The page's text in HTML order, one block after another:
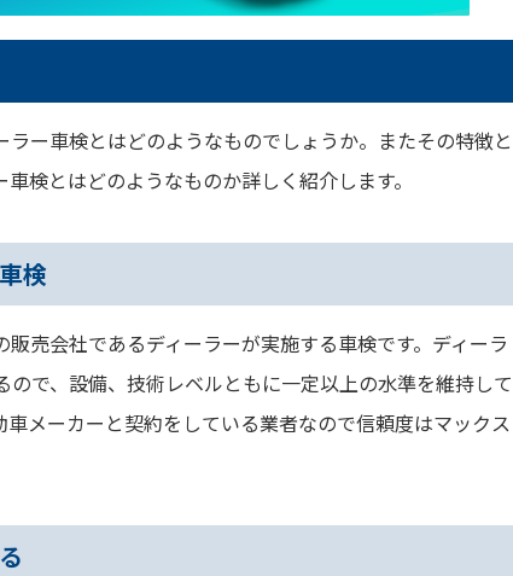
ー車検とはどのようなものでしょうか。またその特徴と
検とはどのようなものか詳しく紹介します。
検
売会社であるディーラーが実施する車検です。ディーラ
で、設備、技術レベルともに一定以上の水準を維持して
メーカーと契約をしている業者なので信頼度はマックス